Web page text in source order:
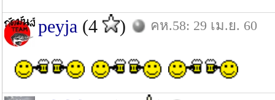
peyja (4 ) คห.58: 29 เม.ย. 60